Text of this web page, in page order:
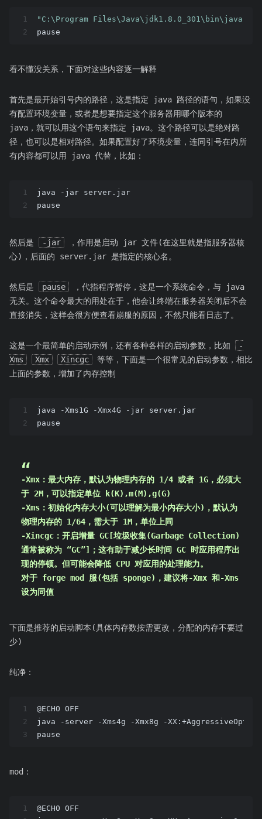
1
2
"C:\Program Files\Java\jdk1.8.0_301\bin\java"
pause
看不懂没关系，下面对这些内容逐一解释
首先是最开始引号内的路径，这是指定 java 路径的语句，如果没
有配置环境变量，或者是想要指定这个服务器用哪个版本的
java，就可以用这个语句来指定 java。这个路径可以是绝对路
径，也可以是相对路径。如果配置好了环境变量，连同引号在内所
有内容都可以用 java 代替，比如：
1
2
java -jar server.jar
pause
然后是 -jar
，作用是启动 jar 文件(在这里就是指服务器核
心)，后面的 server.jar 是指定的核心名。
然后是 pause
，代指程序暂停，这是一个系统命令，与 java
无关。这个命令最大的用处在于，他会让终端在服务器关闭后不会
直接消失，这样会很方便查看崩服的原因，不然只能看日志了。
这是一个最简单的启动示例，还有各种各样的启动参数，比如
-
Xms
Xmx Xincgc
等等，下面是一个很常见的启动参数，相比
上面的参数，增加了内存控制
1
2
java -Xms1G -Xmx4G -jar server.jar
pause
-Xmx ：最大内存，默认为物理内存的 1/4 或者 1G，必须大
于 2M，可以指定单位 k(K),m(M),g(G)
-Xms ：初始化内存大小(可以理解为最小内存大小)，默认为
物理内存的 1/64，需大于 1M，单位上同
-Xincgc ：开启增量 GC[垃圾收集(Garbage Collection)
通常被称为 “GC”]；这有助于减少长时间 GC 时应用程序出
现的停顿。但可能会降低 CPU 对应用的处理能力。
对于 forge mod 服(包括 sponge)，建议将-Xmx 和-Xms
设为同值
下面是推荐的启动脚本(具体内存数按需更改，分配的内存不要过
少)
纯净：
1
2
3
@ECHO OFF
java -server -Xms4g -Xmx8g -XX:+AggressiveOpts -
pause
mod：
1
@ECHO OFF